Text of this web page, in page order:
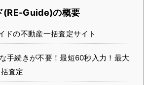
(RE-Guide)の概要
ドの不動産一括査定サイト
手続きが不要！最短60秒入力！最大
査定